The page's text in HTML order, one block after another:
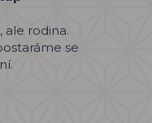
ale rodina.
se